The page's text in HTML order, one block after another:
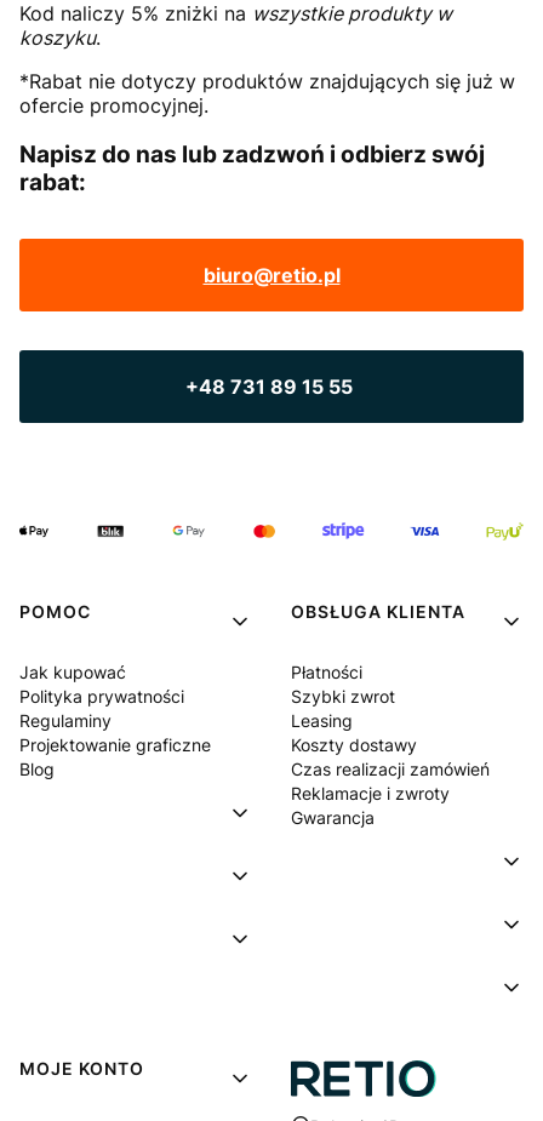
Kod naliczy 5% zniżki na wszystkie produkty w
koszyku.
*Rabat nie dotyczy produktów znajdujących się już w
ofercie promocyjnej.
Napisz do nas lub zadzwoń i odbierz swój
rabat:
biuro@retio.pl
+48 731 89 15 55
POMOC
Jak kupować
Polityka prywatności
Regulaminy
Projektowanie graficzne
Blog
OBSŁUGA KLIENTA
Płatności
Szybki zwrot
Leasing
Koszty dostawy
Czas realizacji zamówień
Reklamacje i zwroty
Gwarancja
MOJE KONTO